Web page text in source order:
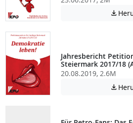

Jahresbericht
Steiermark 2017/18
20.08.2019, 2.6M
